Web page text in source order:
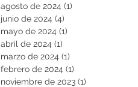
agosto de 2024 (1)
junio de 2024 (4)
mayo de 2024 (1)
abril de 2024 (1)
marzo de 2024 (1)
febrero de 2024 (1)
noviembre de 2023 (1)